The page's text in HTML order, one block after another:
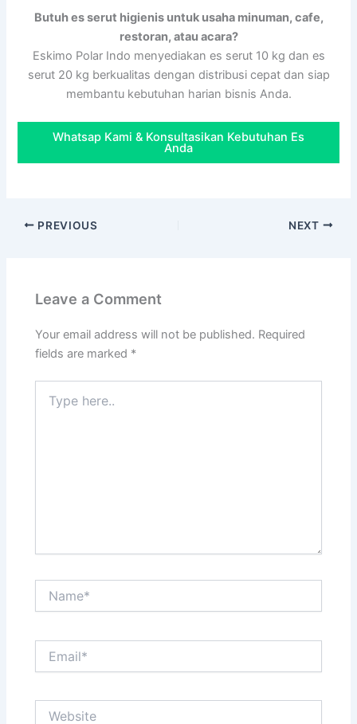
Butuh es serut higienis untuk usaha minuman, cafe,
restoran, atau acara?
Eskimo Polar Indo menyediakan es serut 10 kg dan es
serut 20 kg berkualitas dengan distribusi cepat dan siap
membantu kebutuhan harian bisnis Anda.
Whatsap Kami & Konsultasikan Kebutuhan Es
Anda
PREVIOUS NEXT
Leave a Comment
Your email address will not be published. Required
fields are marked *
here..